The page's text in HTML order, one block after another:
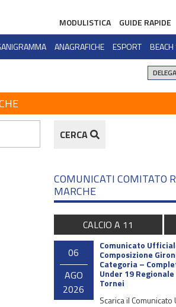
MODULISTICA GUIDE RAPIDE
ANAGRAFICHE ESPORT BEACH
CERCA
COMUNICATI COMITATO
MARCHE
CALCIO A 11
06
AGO
2026
Comunicato
Composizione
Categoria –
Under 19
Tornei
Scarica il Comunicato